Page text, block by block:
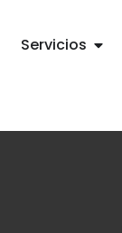
Servicios